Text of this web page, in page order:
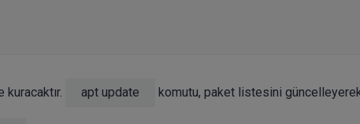
apt update komutu, paket listesini